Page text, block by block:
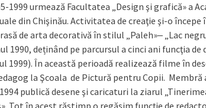
1999 urmează Facultatea „Design şi grafică» a
din Chişinău. Activitatea de creaţie şi-o începe
de arta decorativă în stilul „Paleh»‒ „Lac
1990, deținând pe parcursul a cinci ani funcţia
1999). În această perioadă realizează filme în
la Şcoala de Pictură pentru Copii. Membră
publică desene şi caricaturi la ziarul
Tot în acest răstimp o regăsim funcţie de